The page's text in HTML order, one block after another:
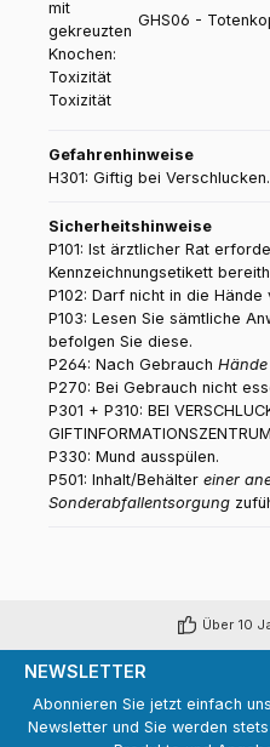
GHS06 -
Toxizität
Gefahrenhinweise
H301: Giftig bei Verschlucken.
Sicherheitshinweise
P101: Ist ärztlicher Rat
Kennzeichnungsetikett
P102: Darf nicht in die Hände
P103: Lesen Sie sämtliche
befolgen Sie diese.
P264: Nach Gebrauch Hände
P270: Bei Gebrauch nicht
P301 + P310: BEI
P330: Mund ausspülen.
P501: Inhalt/Behälter einer
Sonderabfallentsorgung
Über 10
NEWSLETTER
Abonnieren Sie jetzt einfach
Newsletter und Sie werden